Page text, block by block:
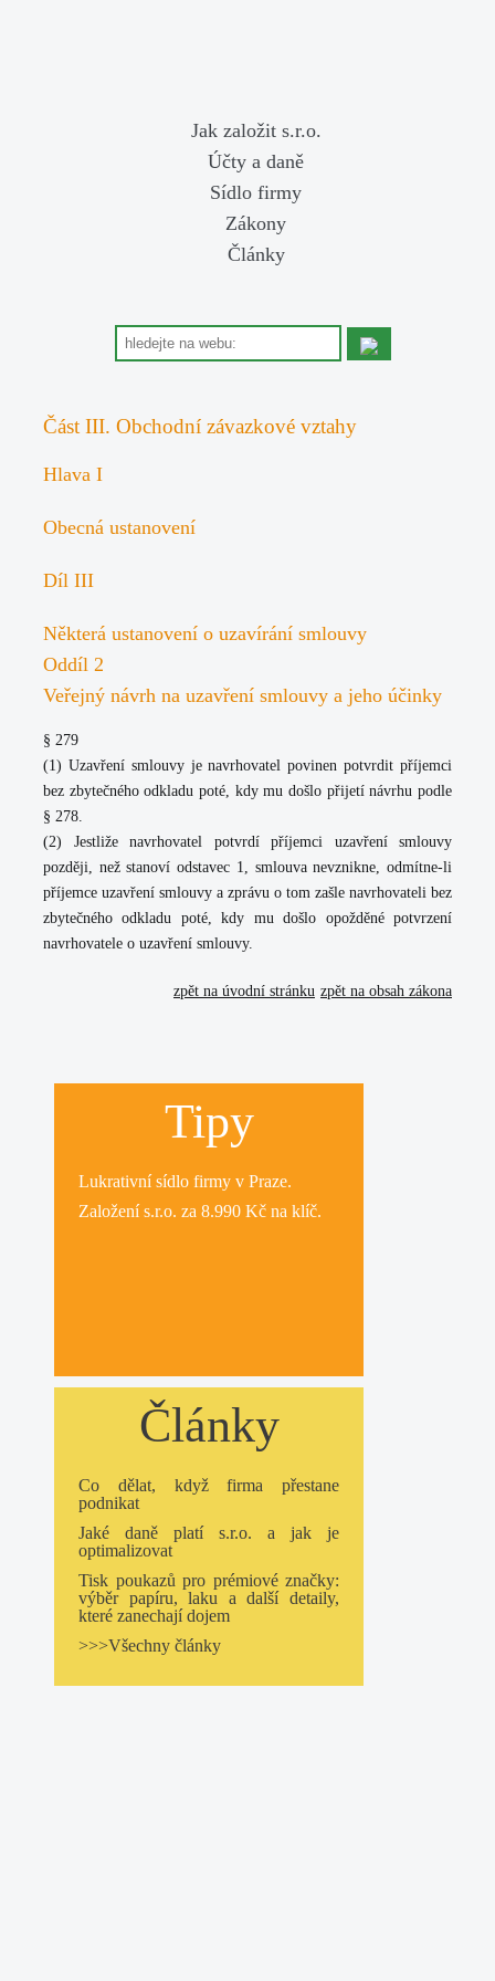
Jak založit s.r.o.
Účty a daně
Sídlo firmy
Zákony
Články
Část III. Obchodní závazkové vztahy
Hlava I
Obecná ustanovení
Díl III
Některá ustanovení o uzavírání smlouvy
Oddíl 2
Veřejný návrh na uzavření smlouvy a jeho účinky
§ 279
(1) Uzavření smlouvy je navrhovatel povinen potvrdit příjemci
bez zbytečného odkladu poté, kdy mu došlo přijetí návrhu podle
§ 278.
(2) Jestliže navrhovatel potvrdí příjemci uzavření smlouvy
později, než stanoví odstavec 1, smlouva nevznikne, odmítne-li
příjemce uzavření smlouvy a zprávu o tom zašle navrhovateli bez
zbytečného odkladu poté, kdy mu došlo opožděné potvrzení
navrhovatele o uzavření smlouvy.
zpět na obsah zákona
zpět na úvodní stránku
Tipy
Lukrativnísídlo firmy v Praze.
Založení s.r.o. za 8.990 Kč na klíč.
Články
Co dělat, když firma přestane
podnikat
Jaké daně platí s.r.o. a jak je
optimalizovat
Tisk poukazů pro prémiové značky:
výběr papíru, laku a další detaily,
které zanechají dojem
>>>Všechny články